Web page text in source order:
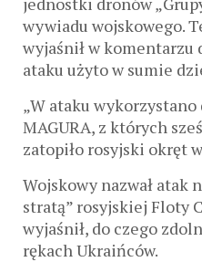
wywiadu wojskowego.
wyjaśnił w
ataku użyto w sumie
„W ataku
MAGURA, z których
zatopiło rosyjski okręt
Wojskowy nazwał atak
stratą” rosyjskiej Floty
wyjaśnił, do czego
rękach Ukraińców.